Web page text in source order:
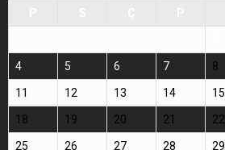
4 5 6 7 8
11 12 13 14 15
18 19 20 21 22
25 26 27 28 29